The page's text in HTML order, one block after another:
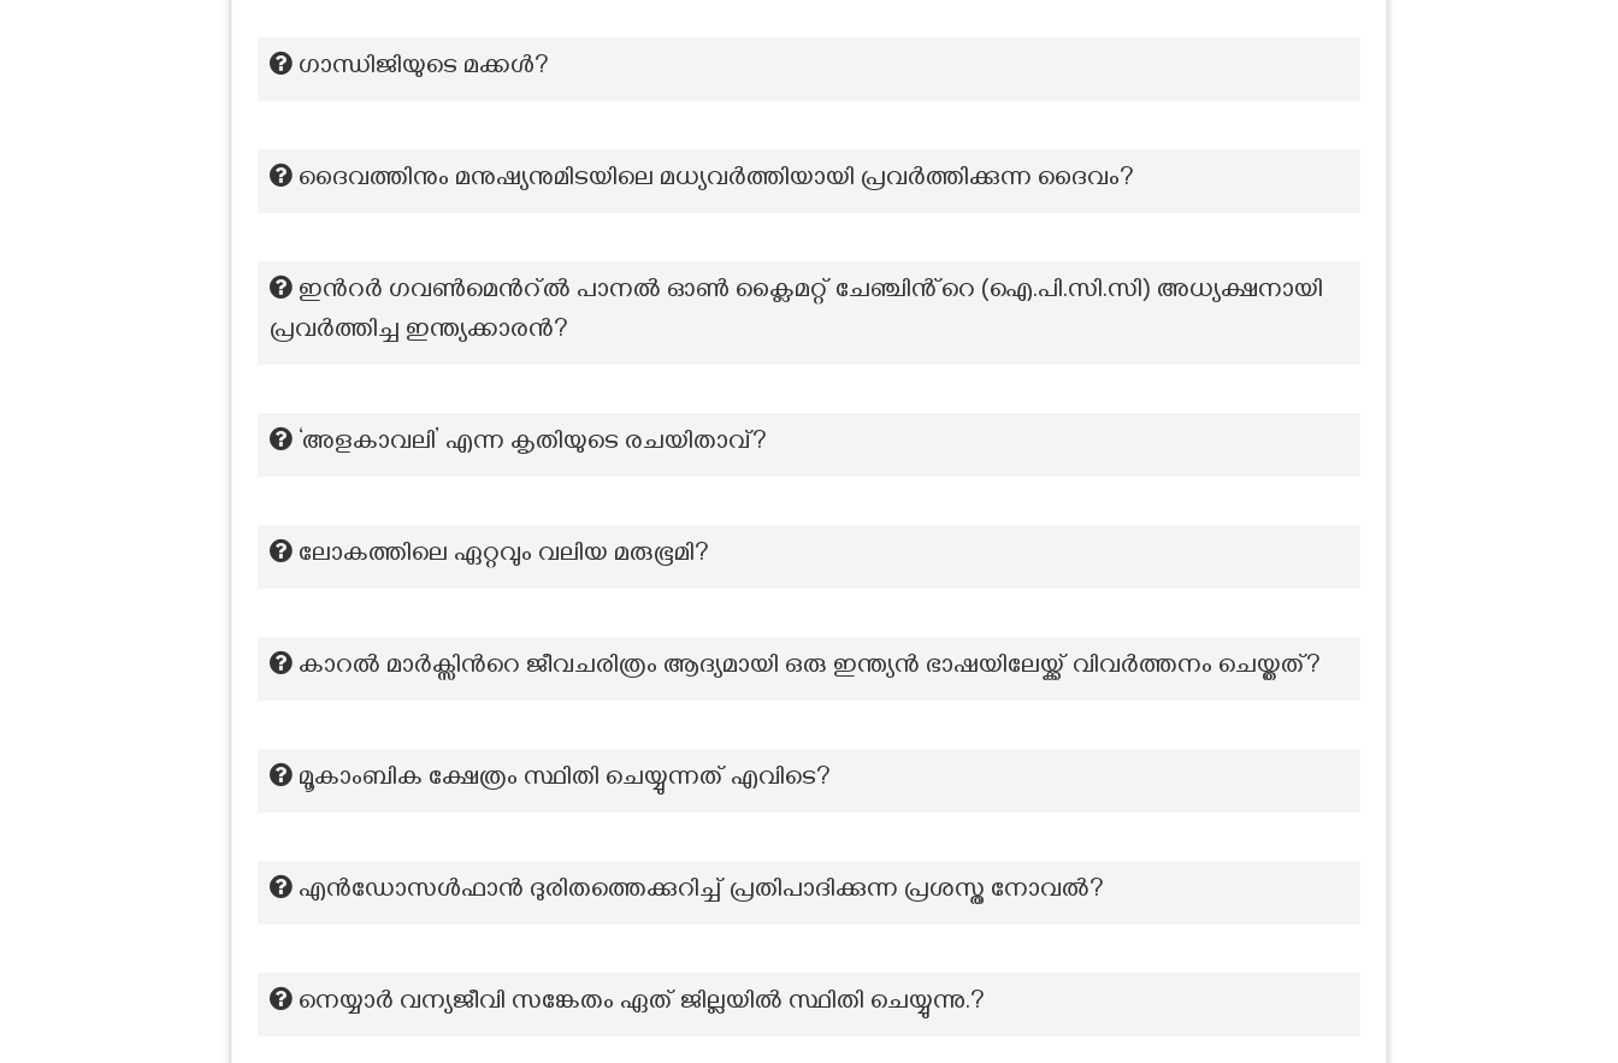
ഗാന്ധിജിയുടെ മക്കൾ?
ദൈവത്തിനും മനുഷ്യനുമിടയിലെ മധ്യവർത്തിയായി പ്രവർത്തിക്കുന്ന ദൈവം?
ഇൻറർ ഗവൺമെൻറ്ൽ പാനൽ ഓൺ ക്ലൈമറ്റ് ചേഞ്ചിൻ്റെ (ഐ.പി.സി.സി) അധ്യക്ഷനായി
പ്രവർത്തിച്ച ഇന്ത്യക്കാരൻ?
‘അളകാവലി’ എന്ന കൃതിയുടെ രചയിതാവ്?
ലോകത്തിലെ ഏറ്റവും വലിയ മരുഭൂമി?
കാറൽ മാർക്സിന്‍റെ ജീവചരിത്രം ആദ്യമായി ഒരു ഇന്ത്യൻ ഭാഷയിലേയ്ക്ക് വിവർത്തനം ചെയ്തത്?
മൂകാംബിക ക്ഷേത്രം സ്ഥിതി ചെയ്യുന്നത് എവിടെ?
എൻഡോസൾഫാൻ ദുരിതത്തെക്കുറിച്ച് പ്രതിപാദിക്കുന്ന പ്രശസ്ത നോവൽ?
നെയ്യാർ വന്യജീവി സങ്കേതം ഏത് ജില്ലയിൽ സ്ഥിതി ചെയ്യുന്നു.?